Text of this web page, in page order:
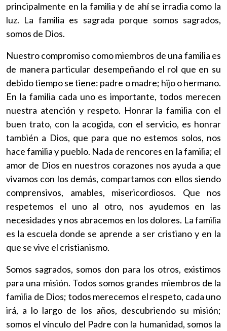
principalmente en la familia y de ahí se irradia como la
luz. La familia es sagrada porque somos sagrados,
somos de Dios.
Nuestro compromiso como miembros de una familia es
de manera particular desempeñando el rol que en su
debido tiempo se tiene: padre o madre; hijo o hermano.
En la familia cada uno es importante, todos merecen
nuestra atención y respeto. Honrar la familia con el
buen trato, con la acogida, con el servicio, es honrar
también a Dios, que para que no estemos solos, nos
hace familia y pueblo. Nada de rencores en la familia; el
amor de Dios en nuestros corazones nos ayuda a que
vivamos con los demás, compartamos con ellos siendo
comprensivos, amables, misericordiosos. Que nos
respetemos el uno al otro, nos ayudemos en las
necesidades y nos abracemos en los dolores. La familia
es la escuela donde se aprende a ser cristiano y en la
que se vive el cristianismo.
Somos sagrados, somos don para los otros, existimos
para una misión. Todos somos grandes miembros de la
familia de Dios; todos merecemos el respeto, cada uno
irá, a lo largo de los años, descubriendo su misión;
somos el vínculo del Padre con la humanidad, somos la